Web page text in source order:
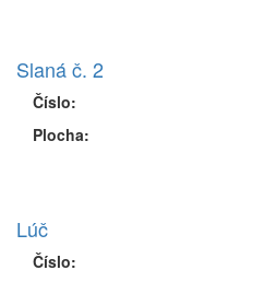
Slaná č. 2
Číslo:
Plocha:
Lúč
Číslo: